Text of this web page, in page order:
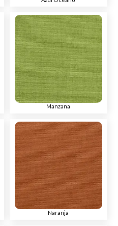
Manzana
Naranja